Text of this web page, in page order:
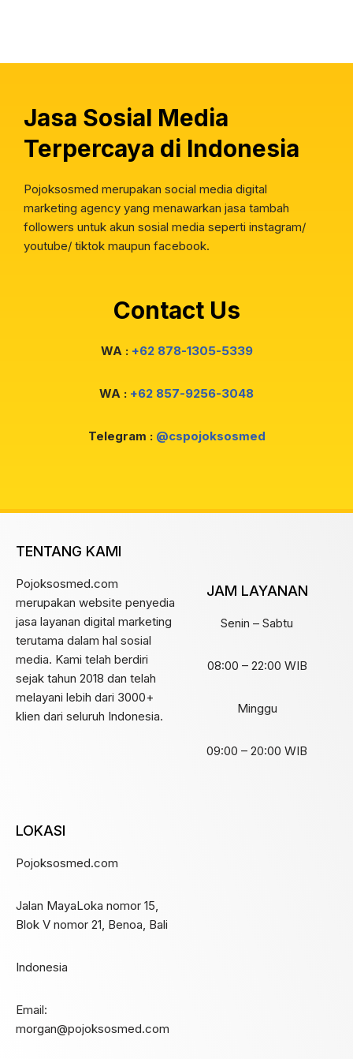
Jasa Sosial Media
Terpercaya di Indonesia
Pojoksosmed merupakan social media digital
marketing agency yang menawarkan jasa tambah
followers untuk akun sosial media seperti instagram/
youtube/ tiktok maupun facebook.
Contact Us
WA : +62 878-1305-5339
WA : +62 857-9256-3048
Telegram : @cspojoksosmed
TENTANG KAMI
Pojoksosmed.com
merupakan website penyedia
jasa layanan digital marketing
terutama dalam hal sosial
media. Kami telah berdiri
sejak tahun 2018 dan telah
melayani lebih dari 3000+
klien dari seluruh Indonesia.
JAM LAYANAN
Senin – Sabtu
08:00 – 22:00 WIB
Minggu
09:00 – 20:00 WIB
LOKASI
Pojoksosmed.com
Jalan MayaLoka nomor 15,
Blok V nomor 21, Benoa, Bali
Indonesia
Email:
morgan@pojoksosmed.com